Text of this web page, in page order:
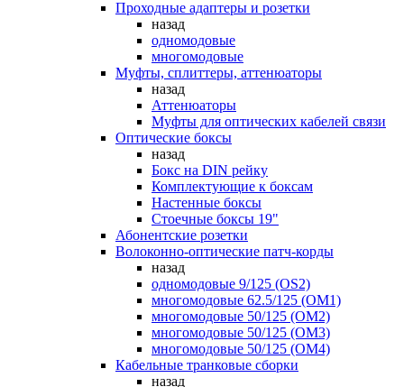
Проходные адаптеры и розетки
назад
одномодовые
многомодовые
Муфты, сплиттеры, аттенюаторы
назад
Аттенюаторы
Муфты для оптических кабелей связи
Оптические боксы
назад
Бокс на DIN рейку
Комплектующие к боксам
Настенные боксы
Стоечные боксы 19"
Абонентские розетки
Волоконно-оптические патч-корды
назад
одномодовые 9/125 (OS2)
многомодовые 62.5/125 (OM1)
многомодовые 50/125 (OM2)
многомодовые 50/125 (OM3)
многомодовые 50/125 (OM4)
Кабельные транковые сборки
назад